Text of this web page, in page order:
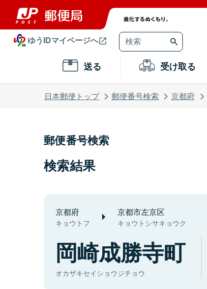
ゆうIDマイページへ
送る 受け取る
日本郵便トップ 郵便番号検索 京都府
郵便番号検索
検索結果
京都府
キョウトフ
京都市左京区
キョウトシサキョウク
岡崎成勝寺町
オカザキセイショウジチョウ